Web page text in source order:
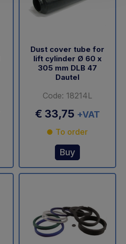
Dust cover tube for
lift cylinder Ø 60 x
305 mm DLB 47
Dautel
Code: 18214L
€ 33,75 +VAT
To order
Buy